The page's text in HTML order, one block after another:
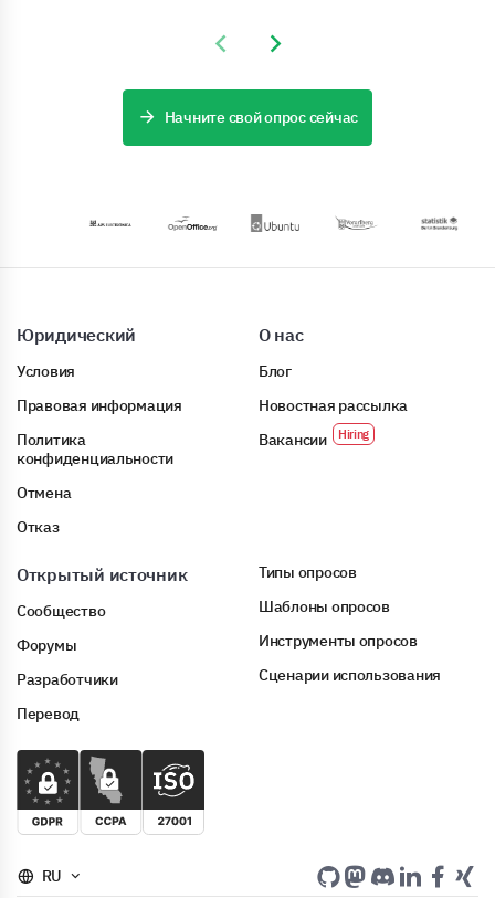
Previous slide
Next slide
Начните свой опрос сейчас
Юридический
Условия
Правовая информация
Политика
конфиденциальности
Отмена
Отказ
О нас
Блог
Новостная рассылка
Вакансии
Открытый источник
Сообщество
Форумы
Разработчики
Перевод
Типы опросов
Шаблоны опросов
Инструменты опросов
Сценарии использования
RU